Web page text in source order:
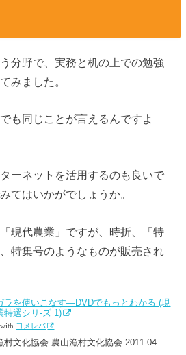
分野で、実務と机の上での勉強
みました。
も同じことが言えるんですよ
ーネットを活用するのも良いで
てはいかがでしょうか。
現代農業」ですが、時折、「特
特集号のようなものが販売され
ラを使いこなす―DVDでもっとわかる (現
特選シリ-ズ 1)
ヨメレバ
村文化協会 農山漁村文化協会 2011-04